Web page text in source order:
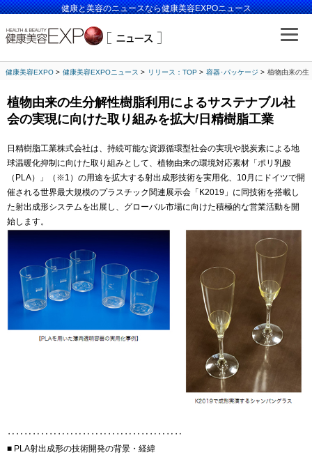
健康と美容のニュースなら健康美容EXPOニュース
健康美容EXPO 健康美容EXPOニュース リリース：TOP 容器･パッケージ 植物由来の生
植物由来の生分解性樹脂利用によるサステナブル社
会の実現に向けた取り組みを拡大/日精樹脂工業
日精樹脂工業株式会社は、持続可能な資源循環型社会の実現や脱炭素による地
球温暖化抑制に向けた取り組みとして、植物由来の環境対応素材「ポリ乳酸
（PLA）」（※1）の用途を拡大する射出成形技術を実用化、10月にドイツで開
催される世界最大規模のプラスチック関連展示会「K2019」に同技術を搭載し
た射出成形システムを出展し、グローバル市場に向けた積極的な営業活動を開
始します。
‥‥‥‥‥‥‥‥‥‥‥‥‥‥‥‥‥‥‥‥‥
■ PLA射出成形の技術開発の背景・経緯